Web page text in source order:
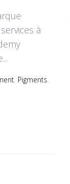
à
, Pigments,